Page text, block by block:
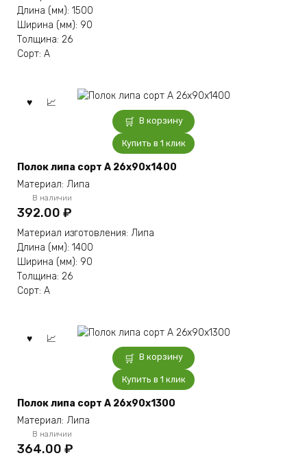
Длина (мм): 1500
Ширина (мм): 90
Толщина: 26
Сорт: А
В корзину
Купить в 1 клик
Полок липа сорт А 26x90x1400
Материал: Липа
В наличии
392.00 ₽
Материал изготовления: Липа
Длина (мм): 1400
Ширина (мм): 90
Толщина: 26
Сорт: А
В корзину
Купить в 1 клик
Полок липа сорт А 26x90x1300
Материал: Липа
В наличии
364.00 ₽